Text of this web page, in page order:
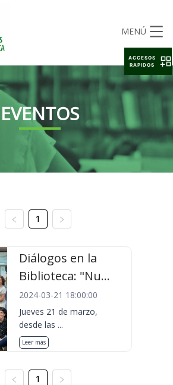
MENÚ
EVENTOS
1
Diálogos en la
Biblioteca: "Nu...
2024-03-21 18:00:00
Jueves 21 de marzo,
desde las ...
Leer más
1
ACCESOS
RAPIDOS